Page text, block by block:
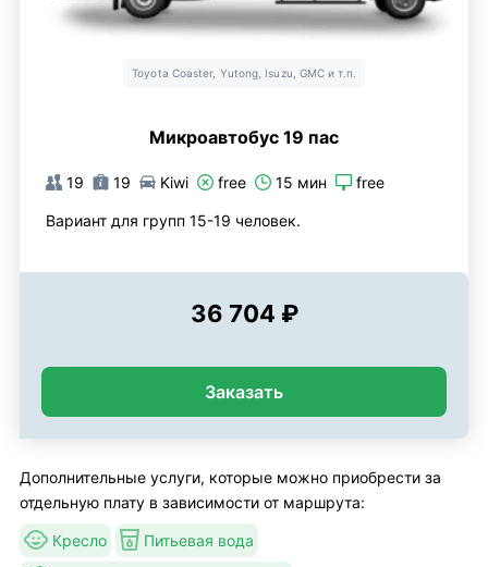
Toyota Coaster, Yutong, Isuzu, GMC и т.п.
Микроавтобус 19 пас
19 19 Kiwi free 15 мин free
Вариант для групп 15-19 человек.
36 704 ₽
Заказать
Дополнительные услуги, которые можно приобрести за
отдельную плату в зависимости от маршрута:
Кресло Питьевая вода